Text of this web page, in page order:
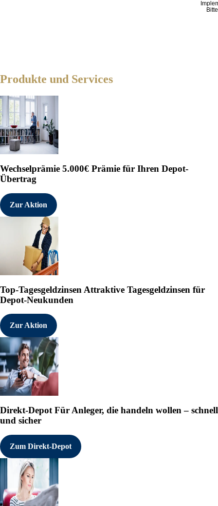
Produkte und Services
Wechselprämie 5.000€ Prämie für Ihren Depot-
Übertrag
Zur Aktion
Top-Tagesgeldzinsen Attraktive Tagesgeldzinsen für
Depot-Neukunden
Zur Aktion
Direkt-Depot Für Anleger, die handeln wollen – schnell
und sicher
Zum Direkt-Depot